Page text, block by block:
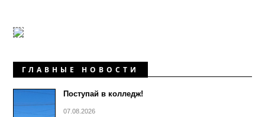
ГЛАВНЫЕ НОВОСТИ
Поступай в колледж!
07.08.2026